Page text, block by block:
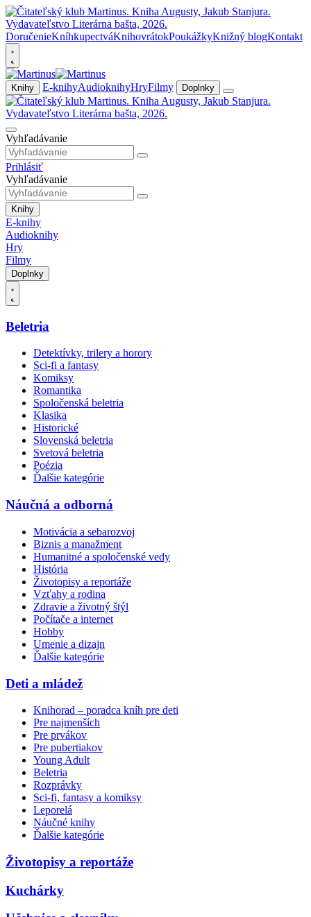
DoručenieKníhkupectváKnihovrátokPoukážkyKnižný blogKontakt
Knihy E-knihyAudioknihyHryFilmy Doplnky
Vyhľadávanie
Prihlásiť
Vyhľadávanie
Knihy
E-knihy
Audioknihy
Hry
Filmy
Doplnky
Beletria
Detektívky, trilery a horory
Sci-fi a fantasy
Komiksy
Romantika
Spoločenská beletria
Klasika
Historické
Slovenská beletria
Svetová beletria
Poézia
Ďalšie kategórie
Náučná a odborná
Motivácia a sebarozvoj
Biznis a manažment
Humanitné a spoločenské vedy
História
Životopisy a reportáže
Vzťahy a rodina
Zdravie a životný štýl
Počítače a internet
Hobby
Umenie a dizajn
Ďalšie kategórie
Deti a mládež
Knihorad – poradca kníh pre deti
Pre najmenších
Pre prvákov
Pre pubertiakov
Young Adult
Beletria
Rozprávky
Sci-fi, fantasy a komiksy
Leporelá
Náučné knihy
Ďalšie kategórie
Životopisy a reportáže
Kuchárky